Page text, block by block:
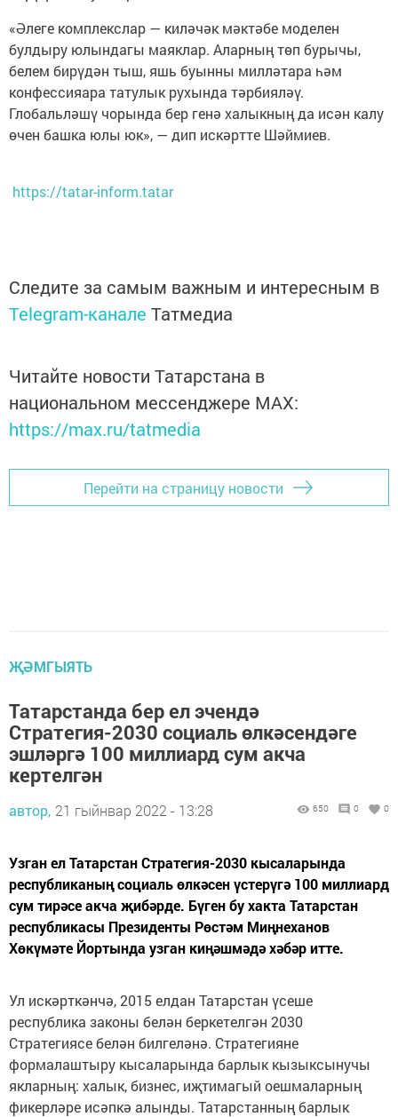
«Әлеге комплекслар — киләчәк мәктәбе моделен
булдыру юлындагы маяклар. Аларның төп бурычы,
белем бирүдән тыш, яшь буынны милләтара һәм
конфессияара татулык рухында тәрбияләү.
Глобальләшү чорында бер генә халыкның да исән калу
өчен башка юлы юк», — дип искәртте Шәймиев.
https://tatar-inform.tatar
Следите за самым важным и интересным в
Telegram-канале Татмедиа
Читайте новости Татарстана в
национальном мессенджере MАХ:
https://max.ru/tatmedia
Перейти на страницу новости
ҖӘМГЫЯТЬ
Татарстанда бер ел эчендә
Стратегия-2030 социаль өлкәcендәге
эшләргә 100 миллиард сум акча
кертелгән
автор, 21 гыйнвар 2022 - 13:28 650 0 0
Узган ел Татарстан Стратегия-2030 кысаларында
республиканың социаль өлкәсен үстерүгә 100 миллиард
сум тирәсе акча җибәрде. Бүген бу хакта Татарстан
республикасы Президенты Рөстәм Миңнеханов
Хөкүмәте Йортында узган киңәшмәдә хәбәр итте.
Ул искәрткәнчә, 2015 елдан Татарстан үсеше
республика законы белән беркетелгән 2030
Стратегиясе белән билгеләнә. Стратегияне
формалаштыру кысаларында барлык кызыксынучы
якларның: халык, бизнес, иҗтимагый оешмаларның
фикерләре исәпкә алынды. Татарстанның барлык